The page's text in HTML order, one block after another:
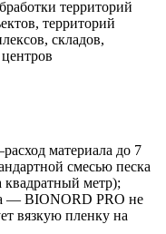
территорий
территорий
складов,
материала до 7
смесью песка
квадратный метр);
— BIONORD PRO не
вязкую пленку на